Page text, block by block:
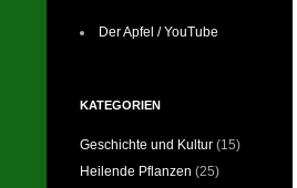
Der Apfel / YouTube
KATEGORIEN
Geschichte und Kultur (15)
Heilende Pflanzen (25)